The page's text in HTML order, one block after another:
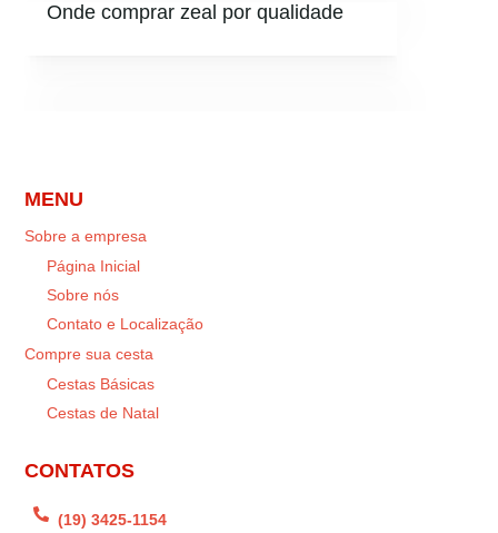
Onde comprar zeal por qualidade
MENU
Sobre a empresa
Página Inicial
Sobre nós
Contato e Localização
Compre sua cesta
Cestas Básicas
Cestas de Natal
CONTATOS
 (19) 3425-1154